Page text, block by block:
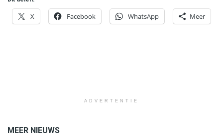
X Facebook WhatsApp Meer
ADVERTENTIE
MEER NIEUWS